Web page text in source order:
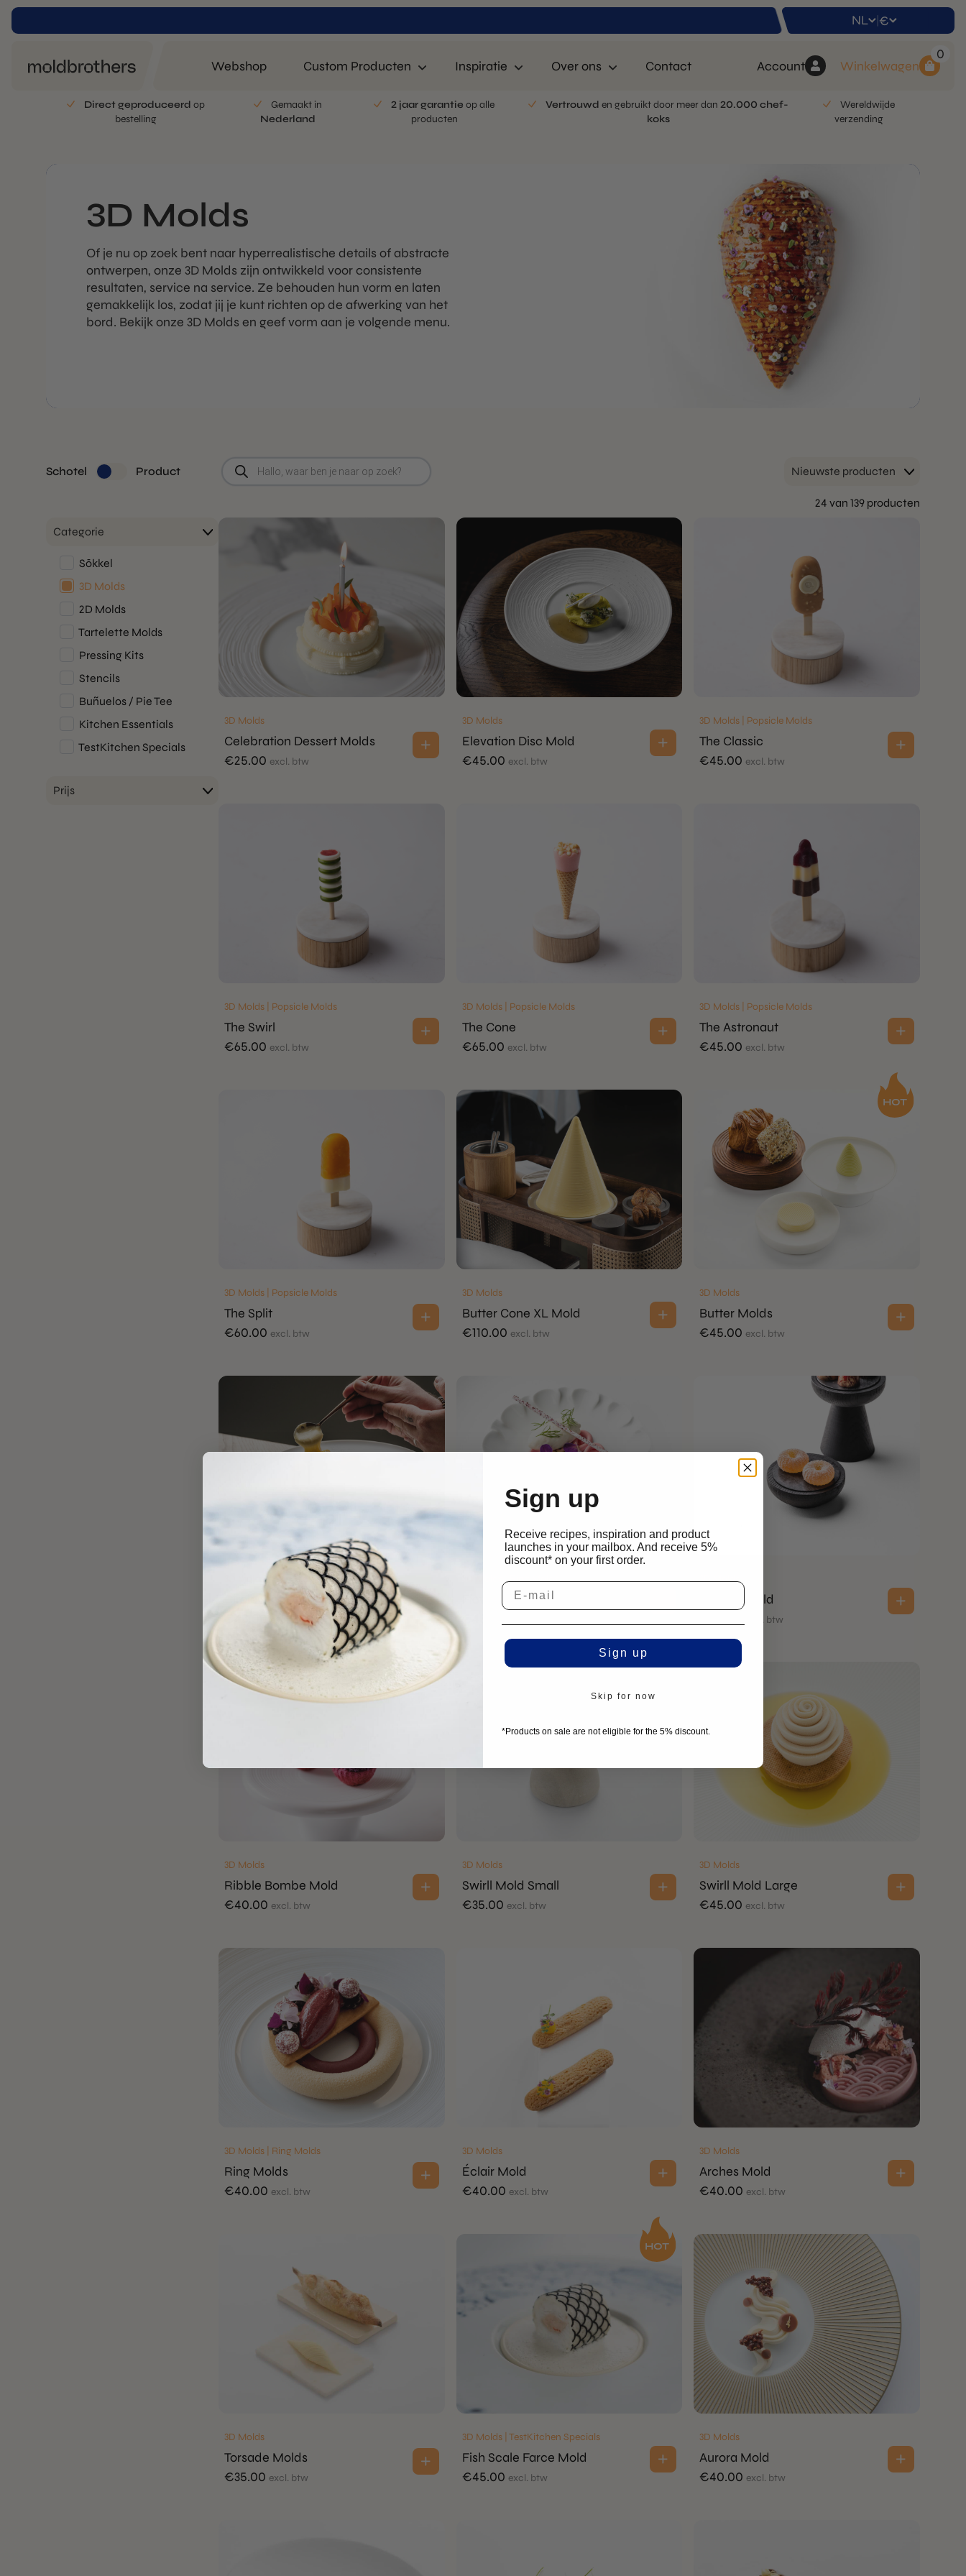
NL | €
Webshop Custom Producten Inspiratie Over ons Contact Account
0
Winkelwagen
Direct geproduceerd op
bestelling
Gemaakt in
Nederland
2 jaar garantie op alle
producten
Vertrouwd en gebruikt door meer dan 20.000 chef-
koks
Wereldwijde
verzending
3D Molds
Of je nu op zoek bent naar hyperrealistische details of abstracte
ontwerpen, onze 3D Molds zijn ontwikkeld voor consistente
resultaten, service na service. Ze behouden hun vorm en laten
gemakkelijk los, zodat jij je kunt richten op de afwerking van het
bord. Bekijk onze 3D Molds en geef vorm aan je volgende menu.
Schotel Product
Producten
zoeken
Nieuwste producten
Categorie
Sōkkel
3D Molds
2D Molds
Tartelette Molds
Pressing Kits
Stencils
Buñuelos / Pie Tee
Kitchen Essentials
TestKitchen Specials
Prijs
24 van 139 producten
3D Molds
Celebration Dessert Molds
€25.00 excl. btw
3D Molds
Elevation Disc Mold
€45.00 excl. btw
3D Molds | Popsicle Molds
The Classic
€45.00 excl. btw
3D Molds | Popsicle Molds
The Swirl
€65.00 excl. btw
3D Molds | Popsicle Molds
The Cone
€65.00 excl. btw
3D Molds | Popsicle Molds
The Astronaut
€45.00 excl. btw
3D Molds | Popsicle Molds
The Split
€60.00 excl. btw
3D Molds
Butter Cone XL Mold
€110.00 excl. btw
3D Molds
Butter Molds
€45.00 excl. btw
3D Molds | Ring Molds
Circle Platform Mold
excl. btw
3D Molds | Ring Molds
Flower Ring Mold
3D Molds
Torique Mold
excl. btw
3D Molds
Ribble Bombe Mold
€40.00 excl. btw
3D Molds
Swirll Mold Small
€35.00 excl. btw
3D Molds
Swirll Mold Large
€45.00 excl. btw
3D Molds | Ring Molds
Ring Molds
€40.00 excl. btw
3D Molds
Éclair Mold
€40.00 excl. btw
3D Molds
Arches Mold
€40.00 excl. btw
3D Molds
Torsade Molds
€35.00 excl. btw
3D Molds | TestKitchen Specials
Fish Scale Farce Mold
€45.00 excl. btw
3D Molds
Aurora Mold
€40.00 excl. btw
Sign up
Receive recipes, inspiration and product
launches in your mailbox. And receive 5%
discount* on your first order.
Sign up
Skip for now
*Products on sale are not eligible for the 5% discount.